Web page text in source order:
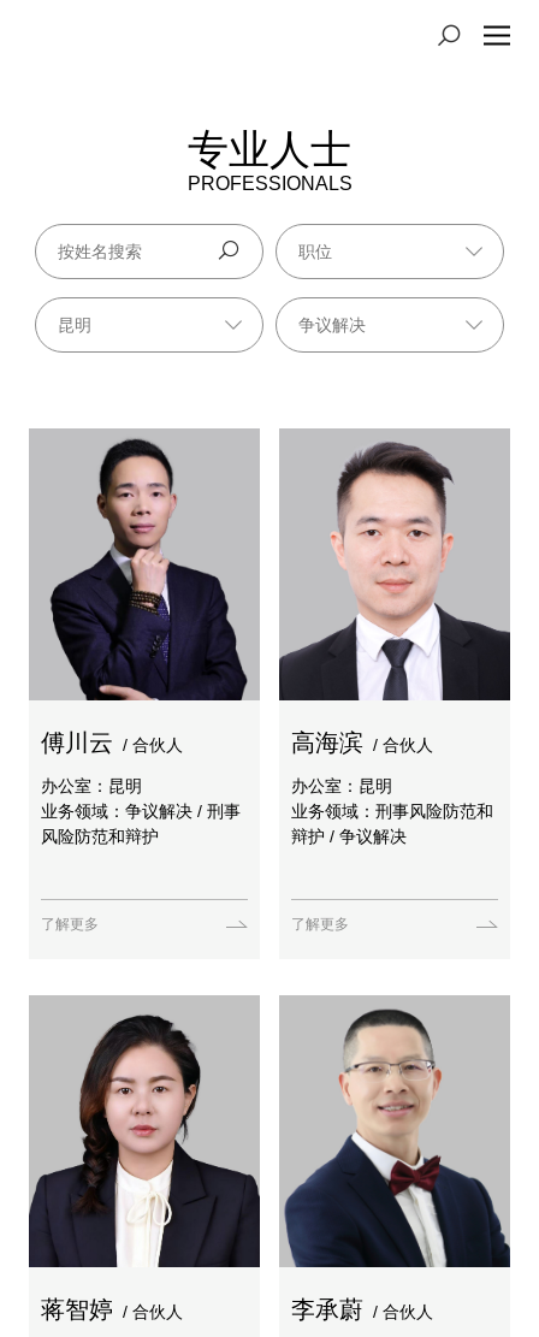
专业人士
PROFESSIONALS
傅川云 / 合伙人
办公室：昆明
业务领域：争议解决 / 刑事
风险防范和辩护
了解更多
高海滨 / 合伙人
办公室：昆明
业务领域：刑事风险防范和
辩护 / 争议解决
了解更多
蒋智婷 / 合伙人 李承蔚 / 合伙人